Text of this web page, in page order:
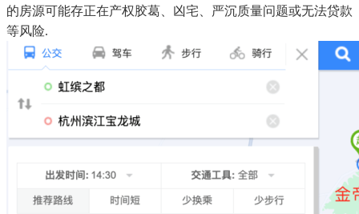
的房源可能存正在产权胶葛、凶宅、严沉质量问题或无法贷款
等风险.